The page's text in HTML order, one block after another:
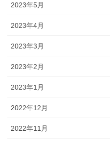
2023年5月
2023年4月
2023年3月
2023年2月
2023年1月
2022年12月
2022年11月